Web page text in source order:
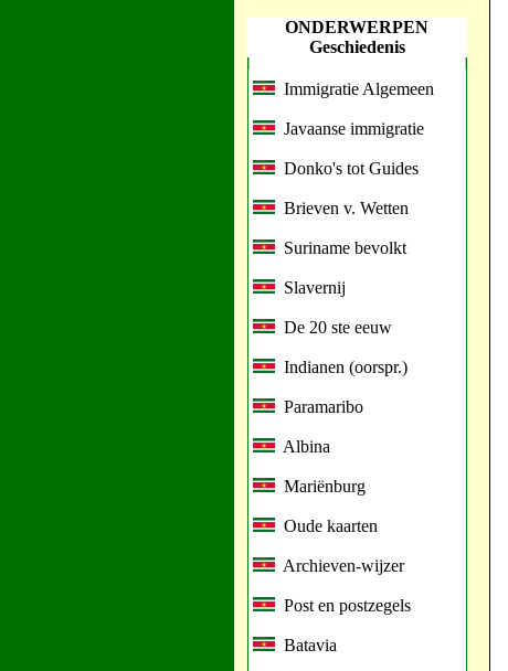
ONDERWERPEN
Geschiedenis
Immigratie Algemeen
Javaanse immigratie
Donko's tot Guides
Brieven v. Wetten
Suriname bevolkt
Slavernij
De 20 ste eeuw
Indianen (oorspr.)
Paramaribo
Albina
Mariënburg
Oude kaarten
Archieven-wijzer
Post en postzegels
Batavia